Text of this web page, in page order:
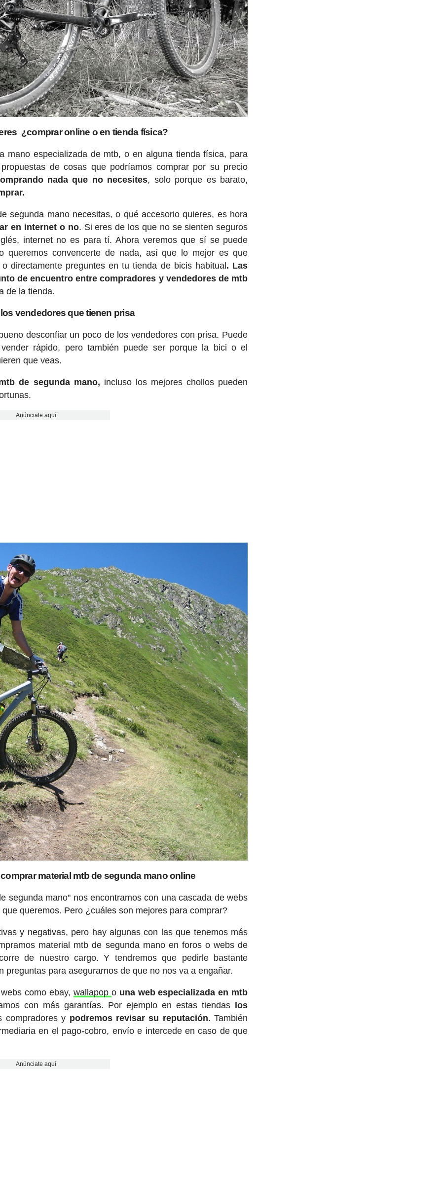
¿comprar online o en tienda física?
mano especializada de mtb, o en alguna tienda física, para
de cosas que podríamos comprar por su precio
nada que no necesites, solo porque es barato,
segunda mano necesitas, o qué accesorio quieres, es hora
en internet o no. Si eres de los que no se sienten seguros
internet no es para tí. Ahora veremos que sí se puede
queremos convencerte de nada, así que lo mejor es que
directamente preguntes en tu tienda de bicis habitual . Las
de encuentro entre compradores y vendedores de mtb
de la tienda.
vendedores que tienen prisa
desconfiar un poco de los vendedores con prisa. Puede
rápido, pero también puede ser porque la bici o el
que veas.
de segunda mano, incluso los mejores chollos pueden
Anúnciate aquí
material mtb de segunda mano online
segunda mano" nos encontramos con una cascada de webs
queremos. Pero ¿cuáles son mejores para comprar?
y negativas, pero hay algunas con las que tenemos más
material mtb de segunda mano en foros o webs de
de nuestro cargo. Y tendremos que pedirle bastante
preguntas para asegurarnos de que no nos va a engañar.
como ebay, wallapop o una web especializada en mtb
con más garantías. Por ejemplo en estas tiendas
los
compradores y podremos revisar su reputación. También
en el pago-cobro, envío e intercede en caso de que
Anúnciate aquí